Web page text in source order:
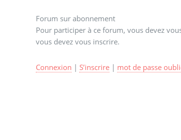
Forum sur abonnement
Pour participer à ce forum, vous devez
vous devez vous inscrire.
Connexion | S’inscrire| mot de passe